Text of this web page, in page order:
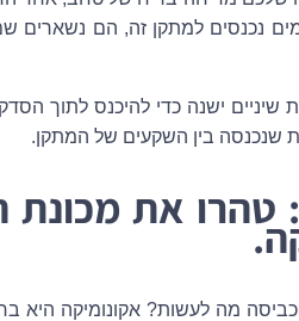
נכנסים למתקן זה, הם נשארים
ישנה כדי להיכנס לתוך
שנכנסה בין השקעים של המתקן.
: טהרו את
מה לעשות? אקונומיקה היא